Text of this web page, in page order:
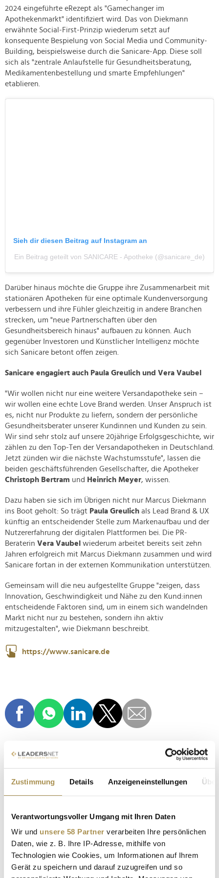
Zustimmung Details Anzeigeneinstellungen
Verantwortungsvoller Umgang mit Ihren Daten
Wir und unsere 58 Partner verarbeiten Ihre persönlichen
Daten, wie z. B. Ihre IP-Adresse, mithilfe von
Technologien wie Cookies, um Informationen auf Ihrem
Gerät zu speichern und darauf zuzugreifen und so
2024 eingeführte eRezept als "Gamechanger im
Apothekenmarkt" identifiziert wird. Das von Diekmann
erwähnte Social-First-Prinzip wiederum setzt auf
konsequente Bespielung von Social Media und Community-
Building, beispielsweise durch die Sanicare-App. Diese soll
sich als "zentrale Anlaufstelle für Gesundheitsberatung,
Medikamentenbestellung und smarte Empfehlungen"
etablieren.
Sieh dir diesen Beitrag auf Instagram an
Ein Beitrag geteilt von SANICARE - Apotheke (@sanicare_de)
Darüber hinaus möchte die Gruppe ihre Zusammenarbeit mit
stationären Apotheken für eine optimale Kundenversorgung
verbessern und ihre Fühler gleichzeitig in andere Branchen
strecken, um "neue Partnerschaften über den
Gesundheitsbereich hinaus" aufbauen zu können. Auch
gegenüber Investoren und Künstlicher Intelligenz möchte
sich Sanicare betont offen zeigen.
Sanicare engagiert auch Paula Greulich und Vera Vaubel
"Wir wollen nicht nur eine weitere Versandapotheke sein –
wir wollen eine echte Love Brand werden. Unser Anspruch ist
es, nicht nur Produkte zu liefern, sondern der persönliche
Gesundheitsberater unserer Kundinnen und Kunden zu sein.
Wir sind sehr stolz auf unsere 20jährige Erfolgsgeschichte, wir
zählen zu den Top-Ten der Versandapotheken in Deutschland.
Jetzt zünden wir die nächste Wachstumsstufe", lassen die
beiden geschäftsführenden Gesellschafter, die Apotheker
Christoph Bertram und Heinrich Meyer, wissen.
Dazu haben sie sich im Übrigen nicht nur Marcus Diekmann
ins Boot geholt: So trägt Paula Greulich als Lead Brand & UX
künftig an entscheidender Stelle zum Markenaufbau und der
Nutzererfahrung der digitalen Plattformen bei. Die PR-
Beraterin Vera Vaubel wiederum arbeitet bereits seit zehn
Jahren erfolgreich mit Marcus Diekmann zusammen und wird
Sanicare fortan in der externen Kommunikation unterstützen.
Gemeinsam will die neu aufgestellte Gruppe "zeigen, dass
Innovation, Geschwindigkeit und Nähe zu den Kund:innen
entscheidende Faktoren sind, um in einem sich wandelnden
Markt nicht nur zu bestehen, sondern ihn aktiv
mitzugestalten", wie Diekmann beschreibt.
https://www.sanicare.de
VERSANDAPOTHEKE MARCUS DIEKMANN
HANDEL TRANSFORMATION LOVE BRAND
UMSATZZIEL 2025 DIGITALE TRANSFORMATION
E-COMMERCE ROSE BIKES
CHIEF STRATEGY, DIGITAL & ECOMMERCE OFFICER